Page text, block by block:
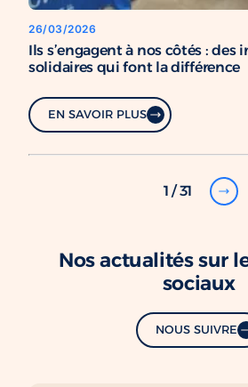
26/03/2026
Ils s’engagent à nos côtés : des
solidaires qui font la différence
EN SAVOIR PLUS
1 / 31
Nos actualités sur
sociaux
NOUS SUIVRE